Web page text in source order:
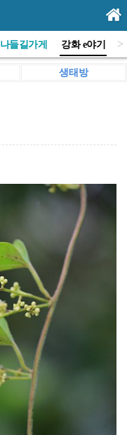
나들길가게 강화 e야기 >
생태방